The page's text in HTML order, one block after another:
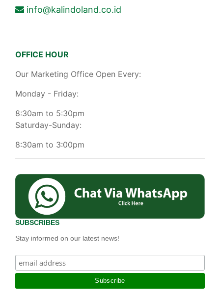
info@kalindoland.co.id
OFFICE HOUR
Our Marketing Office Open Every:
Monday - Friday:
8:30am to 5:30pm
Saturday-Sunday:
8:30am to 3:00pm
SUBSCRIBES
Stay informed on our latest news!